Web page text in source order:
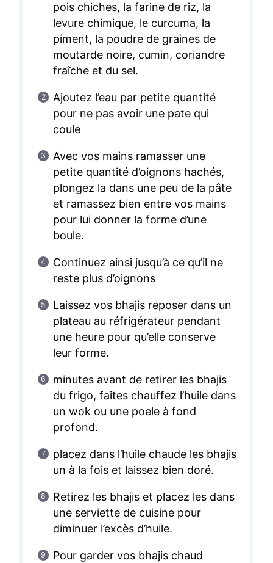
pois chiches, la farine de riz, la
levure chimique, le curcuma, la
piment, la poudre de graines de
moutarde noire, cumin, coriandre
fraîche et du sel.
Ajoutez l’eau par petite quantité
pour ne pas avoir une pate qui
coule
Avec vos mains ramasser une
petite quantité d’oignons hachés,
plongez la dans une peu de la pâte
et ramassez bien entre vos mains
pour lui donner la forme d’une
boule.
Continuez ainsi jusqu’à ce qu’il ne
reste plus d’oignons
Laissez vos bhajis reposer dans un
plateau au réfrigérateur pendant
une heure pour qu’elle conserve
leur forme.
minutes avant de retirer les bhajis
du frigo, faites chauffez l’huile dans
un wok ou une poele à fond
profond.
placez dans l’huile chaude les bhajis
un à la fois et laissez bien doré.
Retirez les bhajis et placez les dans
une serviette de cuisine pour
diminuer l’excès d’huile.
Pour garder vos bhajis chaud